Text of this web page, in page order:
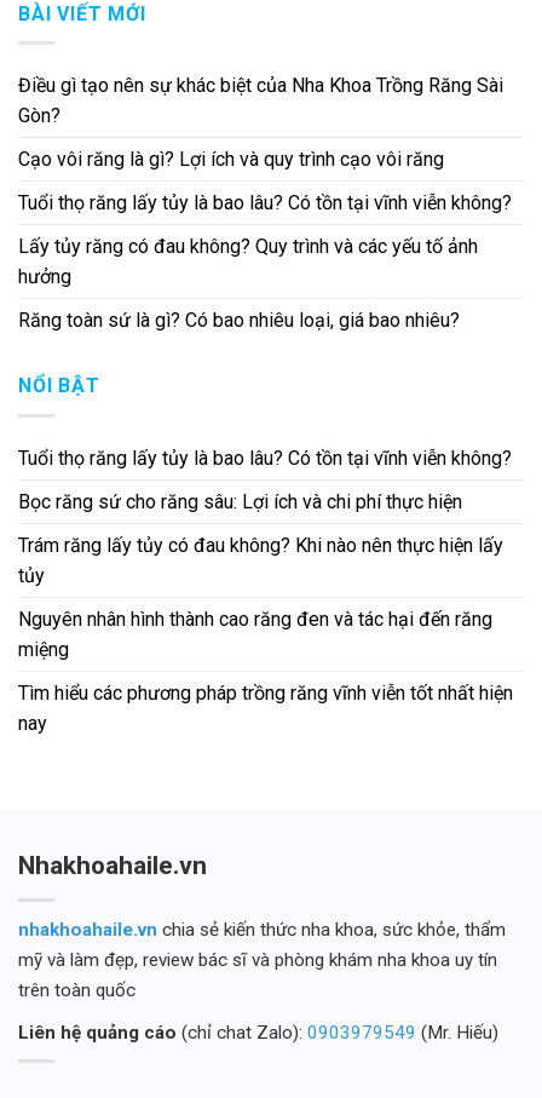
BÀI VIẾT MỚI
Điều gì tạo nên sự khác biệt của Nha Khoa Trồng Răng Sài
Gòn?
Cạo vôi răng là gì? Lợi ích và quy trình cạo vôi răng
Tuổi thọ răng lấy tủy là bao lâu? Có tồn tại vĩnh viễn không?
Lấy tủy răng có đau không? Quy trình và các yếu tố ảnh
hưởng
Răng toàn sứ là gì? Có bao nhiêu loại, giá bao nhiêu?
NỔI BẬT
Tuổi thọ răng lấy tủy là bao lâu? Có tồn tại vĩnh viễn không?
Bọc răng sứ cho răng sâu: Lợi ích và chi phí thực hiện
Trám răng lấy tủy có đau không? Khi nào nên thực hiện lấy
tủy
Nguyên nhân hình thành cao răng đen và tác hại đến răng
miệng
Tìm hiểu các phương pháp trồng răng vĩnh viễn tốt nhất hiện
nay
Nhakhoahaile.vn
nhakhoahaile.vn chia sẻ kiến thức nha khoa, sức khỏe, thẩm
mỹ và làm đẹp, review bác sĩ và phòng khám nha khoa uy tín
trên toàn quốc
Liên hệ quảng cáo (chỉ chat Zalo): 0903979549 (Mr. Hiếu)